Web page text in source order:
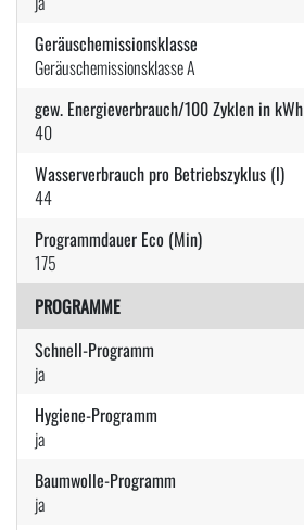
Geräuschemissionsklasse
Geräuschemissionsklasse A
gew. Energieverbrauch/100 Zyklen in kWh
40
Wasserverbrauch pro Betriebszyklus (l)
44
Programmdauer Eco (Min)
175
PROGRAMME
Schnell-Programm
ja
Hygiene-Programm
ja
Baumwolle-Programm
ja